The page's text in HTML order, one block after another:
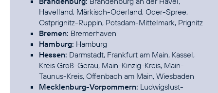
Havelland, Märkisch-Oderland, Oder-Spree,
Ostprignitz-Ruppin, Potsdam-Mittelmark, Prignitz
Bremen: Bremerhaven
Hamburg: Hamburg
Hessen: Darmstadt, Frankfurt am Main, Kassel,
Kreis Groß-Gerau, Main-Kinzig-Kreis, Main-
Taunus-Kreis, Offenbach am Main, Wiesbaden
Mecklenburg-Vorpommern: Ludwigslust-